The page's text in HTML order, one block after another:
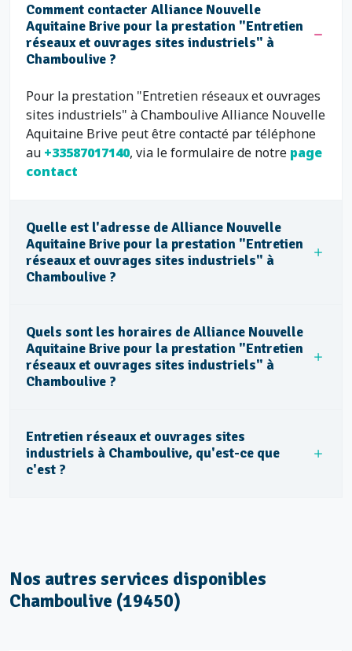
Comment contacter Alliance Nouvelle
Aquitaine Brive pour la prestation "Entretien
réseaux et ouvrages sites industriels" à
Chamboulive ?
Pour la prestation "Entretien réseaux et ouvrages
sites industriels" à Chamboulive Alliance Nouvelle
Aquitaine Brive peut être contacté par téléphone
au +33587017140, via le formulaire de notre page
contact
Quelle est l'adresse de Alliance Nouvelle
Aquitaine Brive pour la prestation "Entretien
réseaux et ouvrages sites industriels" à
Chamboulive ?
Quels sont les horaires de Alliance Nouvelle
Aquitaine Brive pour la prestation "Entretien
réseaux et ouvrages sites industriels" à
Chamboulive ?
Entretien réseaux et ouvrages sites
industriels à Chamboulive, qu'est-ce que
c'est ?
Nos autres services disponibles
Chamboulive (19450)